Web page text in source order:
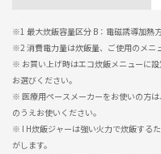
※1 最大炊飯容量区分 B：電磁誘導加熱
※2 消費電力量は炊飯量、ご使用のメニ
※ お買い上げ時はエコ炊飯メニューに
お選びください。
※ 医療用ペースメーカーをお使いの方
のうえお使いください。
※ I H炊飯ジャーは強い火力で炊飯する
がします。